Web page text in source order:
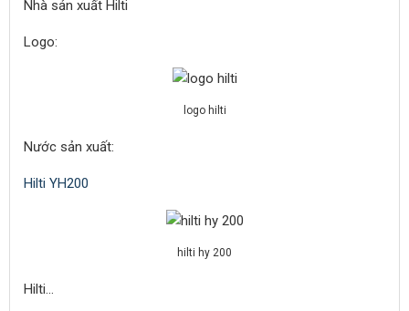
Nhà sản xuất Hilti
Logo:
logo hilti
Nước sản xuất:
Hilti YH200
hilti hy 200
Hilti…